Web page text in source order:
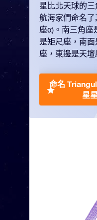
星比北天球的
航海家們命名了
座α)。南三角座
是矩尺座，南
座，東邊是天壇
命名
星